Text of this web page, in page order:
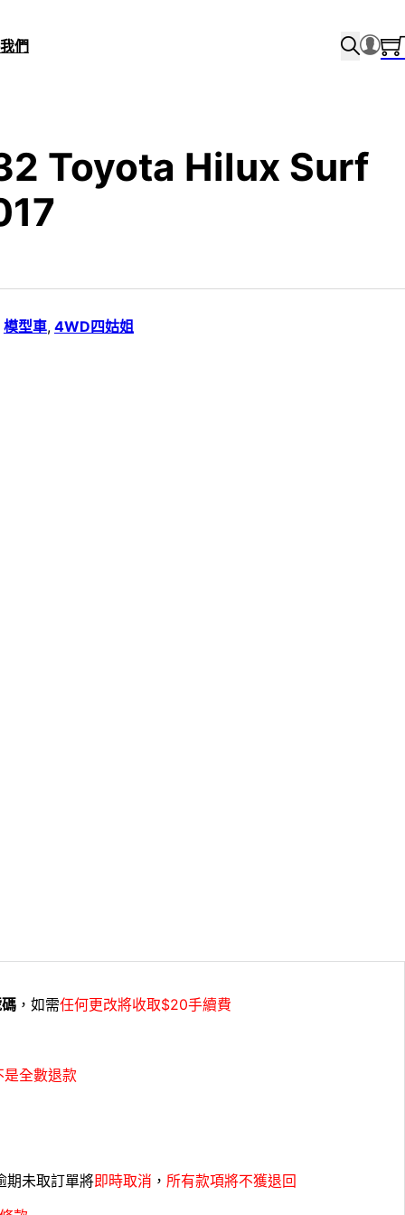
們
Toyota Hilux Surf
模型車, 4WD四姑姐
，如需任何更改將收取$20手續費
是全數退款
期未取訂單將即時取消 ， 所有款項將不獲退回